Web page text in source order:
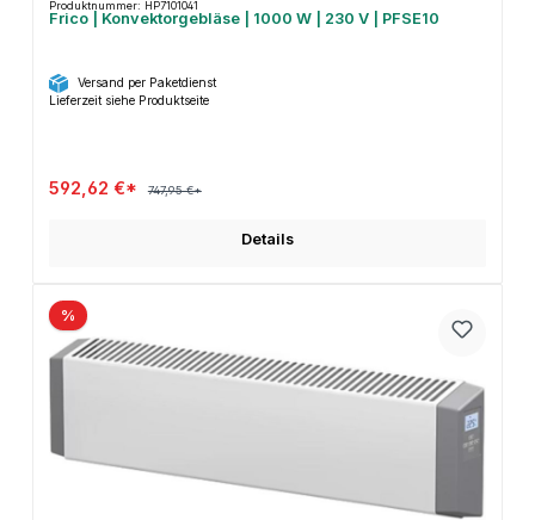
Produktnummer: HP7101041
Frico | Konvektorgebläse | 1000 W | 230 V | PFSE10
Versand per Paketdienst
Lieferzeit siehe Produktseite
592,62 €* 747,95 €*
Details
%